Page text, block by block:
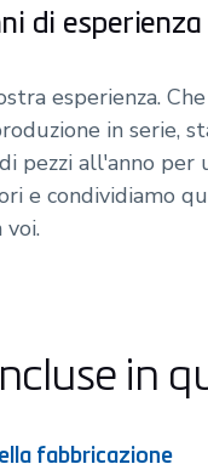
di esperienza
esperienza.
in serie,
pezzi all'anno per
e condividiamo
voi.
in
fabbricazione